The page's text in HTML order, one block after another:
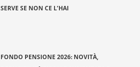
SERVE SE NON CE L’HAI
FONDO PENSIONE 2026: NOVITÀ,